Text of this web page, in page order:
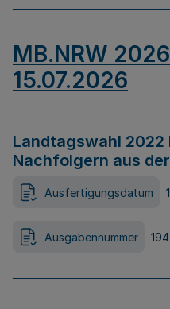
MB.NRW
15.07.2026
Landtagswahl
Nachfolgern aus
Ausfertigungsdatum
Ausgabennummer 194